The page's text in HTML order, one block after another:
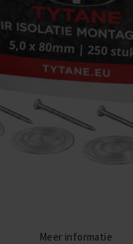
gallerij
Meer informatie